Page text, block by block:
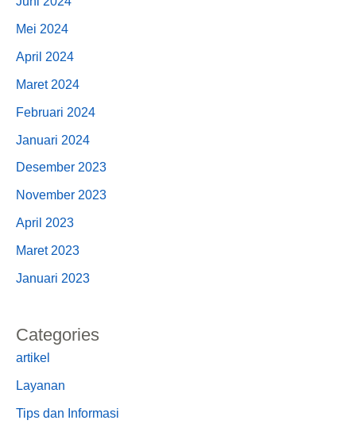
Mei 2024
April 2024
Maret 2024
Februari 2024
Januari 2024
Desember 2023
November 2023
April 2023
Maret 2023
Januari 2023
Categories
artikel
Layanan
Tips dan Informasi